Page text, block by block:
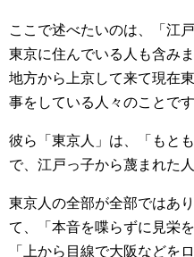
ここで述べたいのは、「江
東京に住んでいる人も含み
地方から上京して来て現在
事をしている人々のことです
彼ら「東京人」は、「もと
で、江戸っ子から蔑まれた人
東京人の全部が全部ではあ
て、「本音を喋らずに見栄
「上から目線で大阪などを